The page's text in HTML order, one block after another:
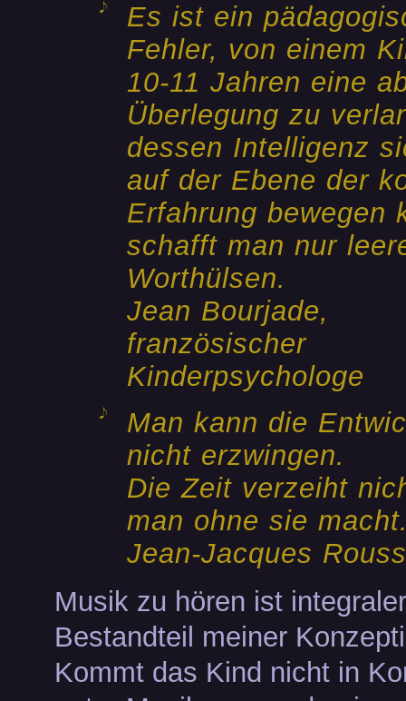
Es ist ein
Fehler, von einem
10-11 Jahren eine
Überlegung zu
dessen Intelligenz
auf der Ebene der
Erfahrung bewegen
schafft man nur
Worthülsen.
Jean Bourjade,
französischer
Kinderpsychologe
Man kann die
nicht erzwingen.
Die Zeit verzeiht
man ohne sie
Jean-Jacques
Musik zu hören ist integraler
Bestandteil meiner
Kommt das Kind nicht in